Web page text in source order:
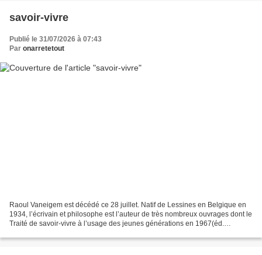
savoir-vivre
Publié le 31/07/2026 à 07:43
Par onarretetout
Raoul Vaneigem est décédé ce 28 juillet. Natif de Lessines en Belgique en
1934, l’écrivain et philosophe est l’auteur de très nombreux ouvrages dont le
Traité de savoir-vivre à l’usage des jeunes générations en 1967(éd.